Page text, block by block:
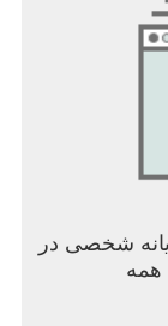
شخصی در
همه